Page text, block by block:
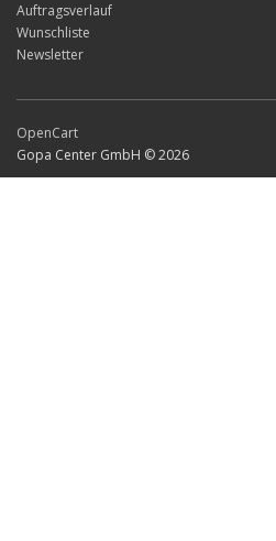
Auftragsverlauf
Wunschliste
Newsletter
OpenCart
Gopa Center GmbH © 2026